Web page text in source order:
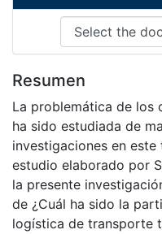
Resumen
La problemática de los
ha sido estudiada de
investigaciones en este
estudio elaborado por
la presente
de ¿Cuál ha sido la
logística de transporte